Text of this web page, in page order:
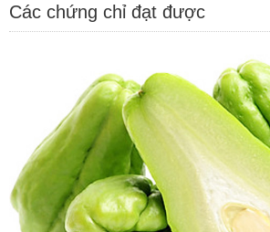
Các chứng chỉ đạt được